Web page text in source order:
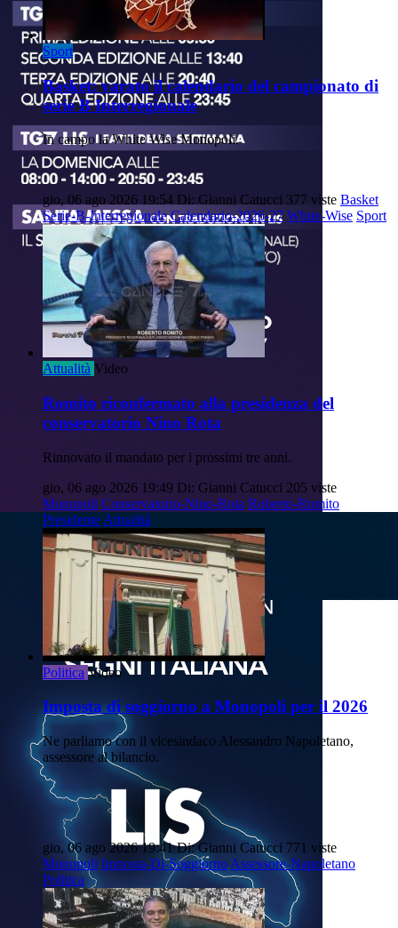
Sport
Basket: varato il calendario del campionato di
serie B Interregionale
In campo la White Wise Monopoli.
gio, 06 ago 2026 19:54 Di: Gianni Catucci 377 viste Basket
Serie-B-Interregionale Calendario-2026-27 White-Wise Sport
Attualità Video
Romito riconfermato alla presidenza del
conservatorio Nino Rota
Rinnovato il mandato per i prossimi tre anni.
gio, 06 ago 2026 19:49 Di: Gianni Catucci 205 viste
Monopoli Conservatorio-Nino-Rota Roberto-Romito
Presidente Attualità
Politica Video
Imposta di soggiorno a Monopoli per il 2026
Ne parliamo con il vicesindaco Alessandro Napoletano,
assessore al bilancio.
gio, 06 ago 2026 19:41 Di: Gianni Catucci 771 viste
Monopoli Imposta-Di-Soggiorno Assessore-Napoletano
Politica